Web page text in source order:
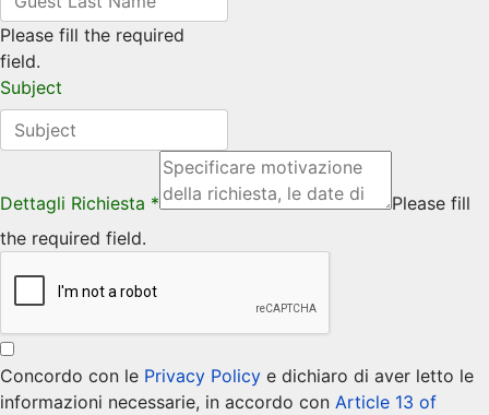
Please fill the required
field.
Subject
Dettagli Richiesta *
Please fill
the required field.
Concordo con le Privacy Policy e dichiaro di aver letto le
informazioni necessarie, in accordo con Article 13 of